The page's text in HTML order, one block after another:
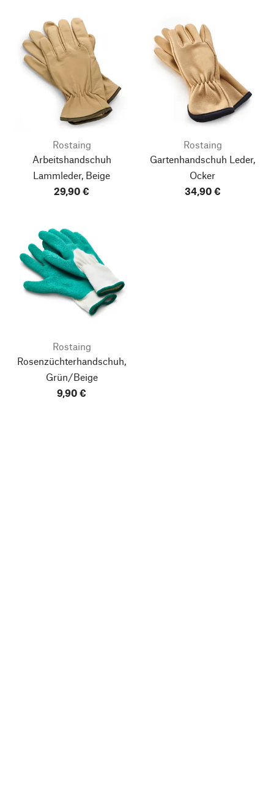
Rostaing
Arbeitshandschuh
Lammleder, Beige
29,90 €
Rostaing
Gartenhandschuh Leder,
Ocker
34,90 €
Rostaing
Rosenzüchterhandschuh,
Grün/Beige
9,90 €